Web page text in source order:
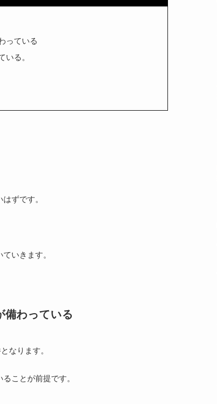
っている
いる。
ずです。
いきます。
備わっている
なります。
ことが前提です。